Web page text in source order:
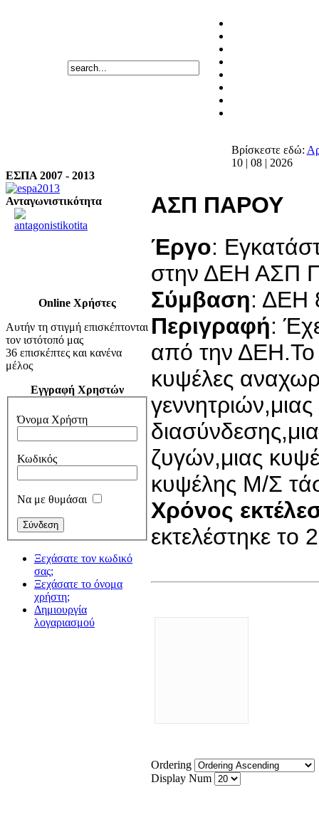
Βρίσκεστε εδώ:
10 | 08 | 2026
ΕΣΠΑ 2007 - 2013
Ανταγωνιστικότητα
Online Χρήστες
Αυτήν τη στιγμή επισκέπτονται
τον ιστότοπό μας
36 επισκέπτες και κανένα
μέλος
Εγγραφή Χρηστών
Όνομα Χρήστη
Κωδικός
Να με θυμάσαι
Ξεχάσατε τον κωδικό
σας;
Ξεχάσατε το όνομα
χρήστη;
Δημιουργία
λογαριασμού
ΑΣΠ ΠΑΡΟΥ
Έργο:
στην ΔΕΗ ΑΣΠ
Σύμβαση: ΔΕΗ
Περιγραφή:
από την ΔΕΗ.Το
κυψέλες
ζυγών,μιας
κυψέλης Μ/Σ
Χρόνος
εκτελέστηκε το
Ordering
Display Num